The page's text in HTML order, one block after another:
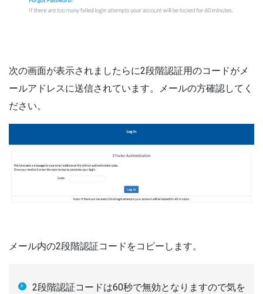
次の画面が表示されましたらに2段階認証用のコードがメ
ールアドレスに送信されています。メールの方確認してく
ださい。
メール内の2段階認証コードをコピーします。
2段階認証コードは60秒で無効となりますので気を